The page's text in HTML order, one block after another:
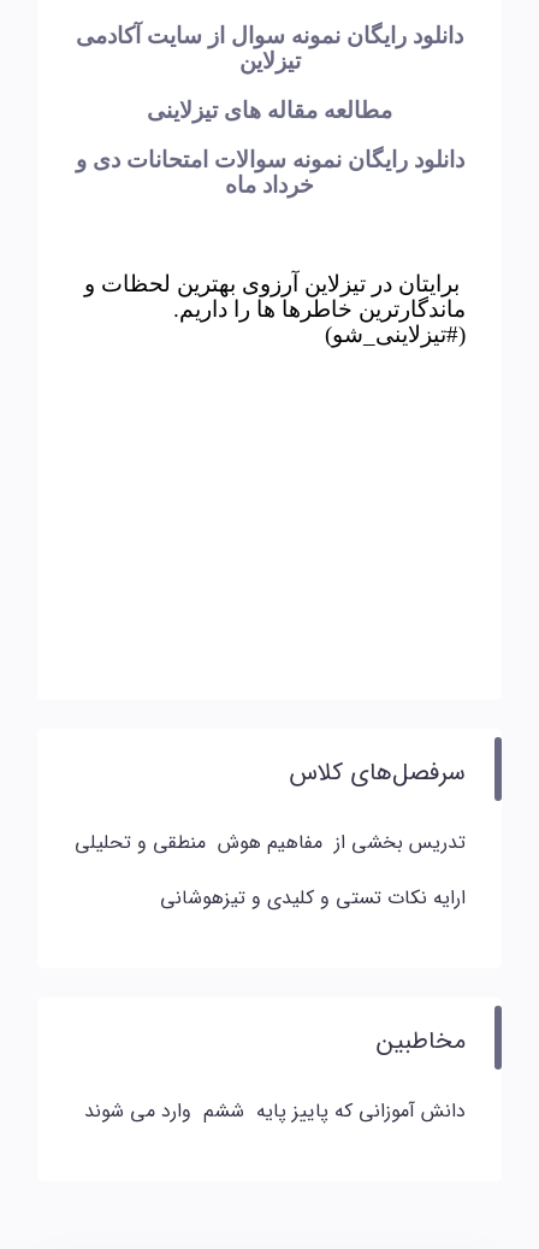
دانلود رایگان نمونه سوال از سایت آکادمی
تیزلاین
مطالعه مقاله های تیزلاینی
دانلود رایگان نمونه سوالات امتحانات دی و
خرداد ماه
برایتان در تیزلاین آرزوی بهترین لحظات و
ماندگارترین خاطرها ها را داریم.
(#تیزلاینی_شو)
سرفصل‌های کلاس
تدریس بخشی از مفاهیم هوش منطقی و تحلیلی
ارایه نکات تستی و کلیدی و تیزهوشانی
مخاطبین
دانش آموزانی که پاییز پایه ششم وارد می شوند